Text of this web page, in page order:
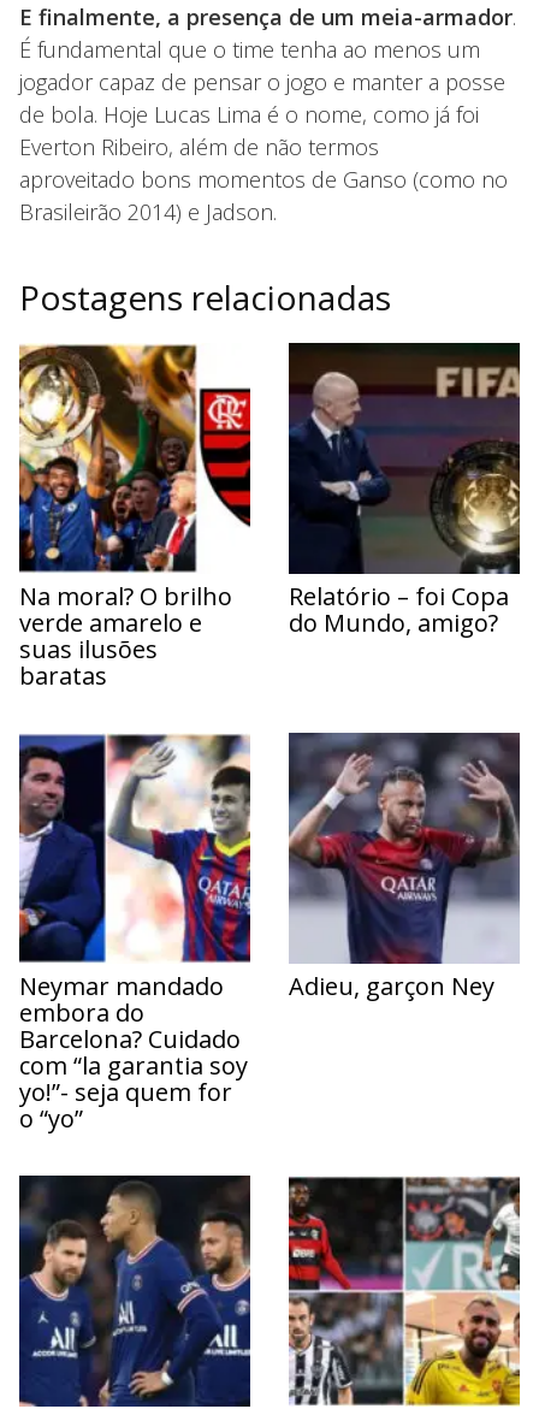
E finalmente, a presença de um meia-armador.
É fundamental que o time tenha ao menos um
jogador capaz de pensar o jogo e manter a posse
de bola. Hoje Lucas Lima é o nome, como já foi
Everton Ribeiro, além de não termos
aproveitado bons momentos de Ganso (como no
Brasileirão 2014) e Jadson.
Postagens relacionadas
Na moral? O brilho
verde amarelo e
suas ilusões
baratas
Relatório – foi Copa
do Mundo, amigo?
Neymar mandado
embora do
Barcelona? Cuidado
com “la garantia soy
yo!”- seja quem for
o “yo”
Adieu, garçon Ney